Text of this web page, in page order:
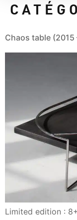
Chaos table (2015
Limited edition :